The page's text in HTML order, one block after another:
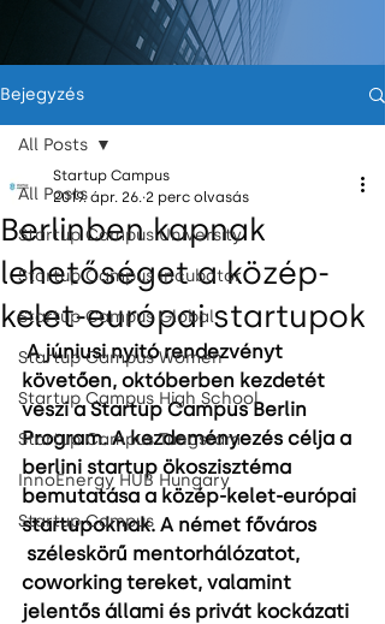
Bejegyzés
All Posts
Startup Campus University
Startup Campus Incubator
Startup Campus Global
Startup Campus Women
Startup Campus High School
Startup Campus Tungsram
InnoEnergy HUB Hungary
Startup Campus
All Posts
Berlinben kapnak
lehetőséget a közép-
kelet-európai startupok
Startup Campus
2019. ápr. 26. 2 perc olvasás
A júniusi nyitó rendezvényt
követően, októberben kezdetét
veszi a Startup Campus Berlin
Program. A kezdeményezés célja a
berlini startup ökoszisztéma
bemutatása a közép-kelet-európai
startupoknak. A német főváros
széleskörű mentorhálózatot,
coworking tereket, valamint
jelentős állami és privát kockázati